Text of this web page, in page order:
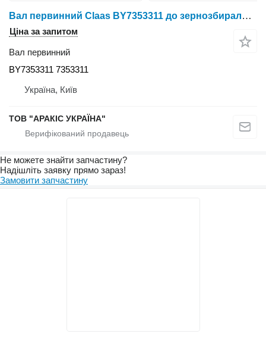
Вал первинний Claas BY7353311 до зернозбирального комбайна
Ціна за запитом
Вал первинний
BY7353311 7353311
Україна, Київ
ТОВ "АРАКІС УКРАЇНА"
Не можете знайти запчастину?
Надішліть заявку прямо зараз!
Замовити запчастину